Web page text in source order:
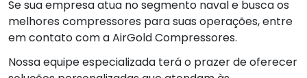
Se sua empresa atua no segmento naval e busca os
melhores compressores para suas operações, entre
em contato com a AirGold Compressores.
Nossa equipe especializada terá o prazer de oferecer